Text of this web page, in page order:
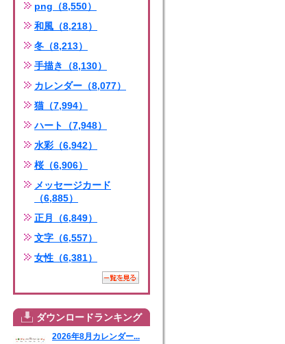
png（8,550）
和風（8,218）
冬（8,213）
手描き（8,130）
カレンダー（8,077）
猫（7,994）
ハート（7,948）
水彩（6,942）
桜（6,906）
メッセージカード
（6,885）
正月（6,849）
文字（6,557）
女性（6,381）
ダウンロードランキング
2026年8月カレンダー...